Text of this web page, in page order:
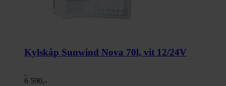
Kylskåp Sunwind Nova 70l, vit 12/24V
6 590,-